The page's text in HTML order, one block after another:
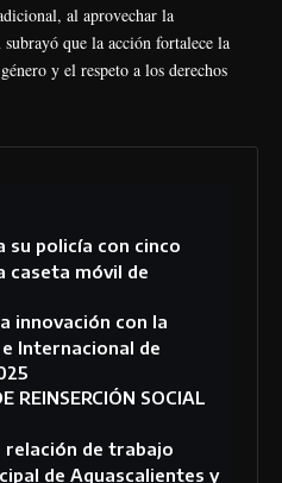
al aprovechar la
que la acción fortalece la
y el respeto a los derechos
su policía con cinco
caseta móvil de
innovación con la
Internacional de
REINSERCIÓN SOCIAL
de trabajo
de Aguascalientes y